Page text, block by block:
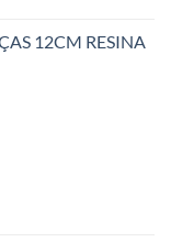
12CM RESINA